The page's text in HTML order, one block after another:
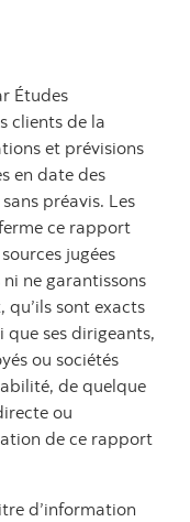
Études
clients de la
et prévisions
en date des
préavis. Les
ce rapport
jugées
ne garantissons
sont exacts
que ses dirigeants,
ou sociétés
de quelque
ou
de ce rapport
d’information